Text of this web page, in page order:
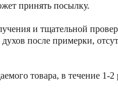
принять посылку.
и тщательной
после примерки,
товара, в течение